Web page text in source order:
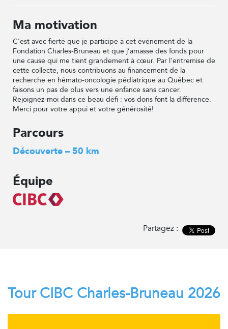
Ma motivation
C'est avec fierté que je participe à cet événement de la
Fondation Charles-Bruneau et que j’amasse des fonds pour
une cause qui me tient grandement à cœur. Par l'entremise de
cette collecte, nous contribuons au financement de la
recherche en hémato-oncologie pédiatrique au Québec et
faisons un pas de plus vers une enfance sans cancer.
Rejoignez-moi dans ce beau défi : vos dons font la différence.
Merci pour votre appui et votre générosité!
Parcours
Découverte – 50 km
Équipe
Partagez :
Tour CIBC Charles-Bruneau 2026